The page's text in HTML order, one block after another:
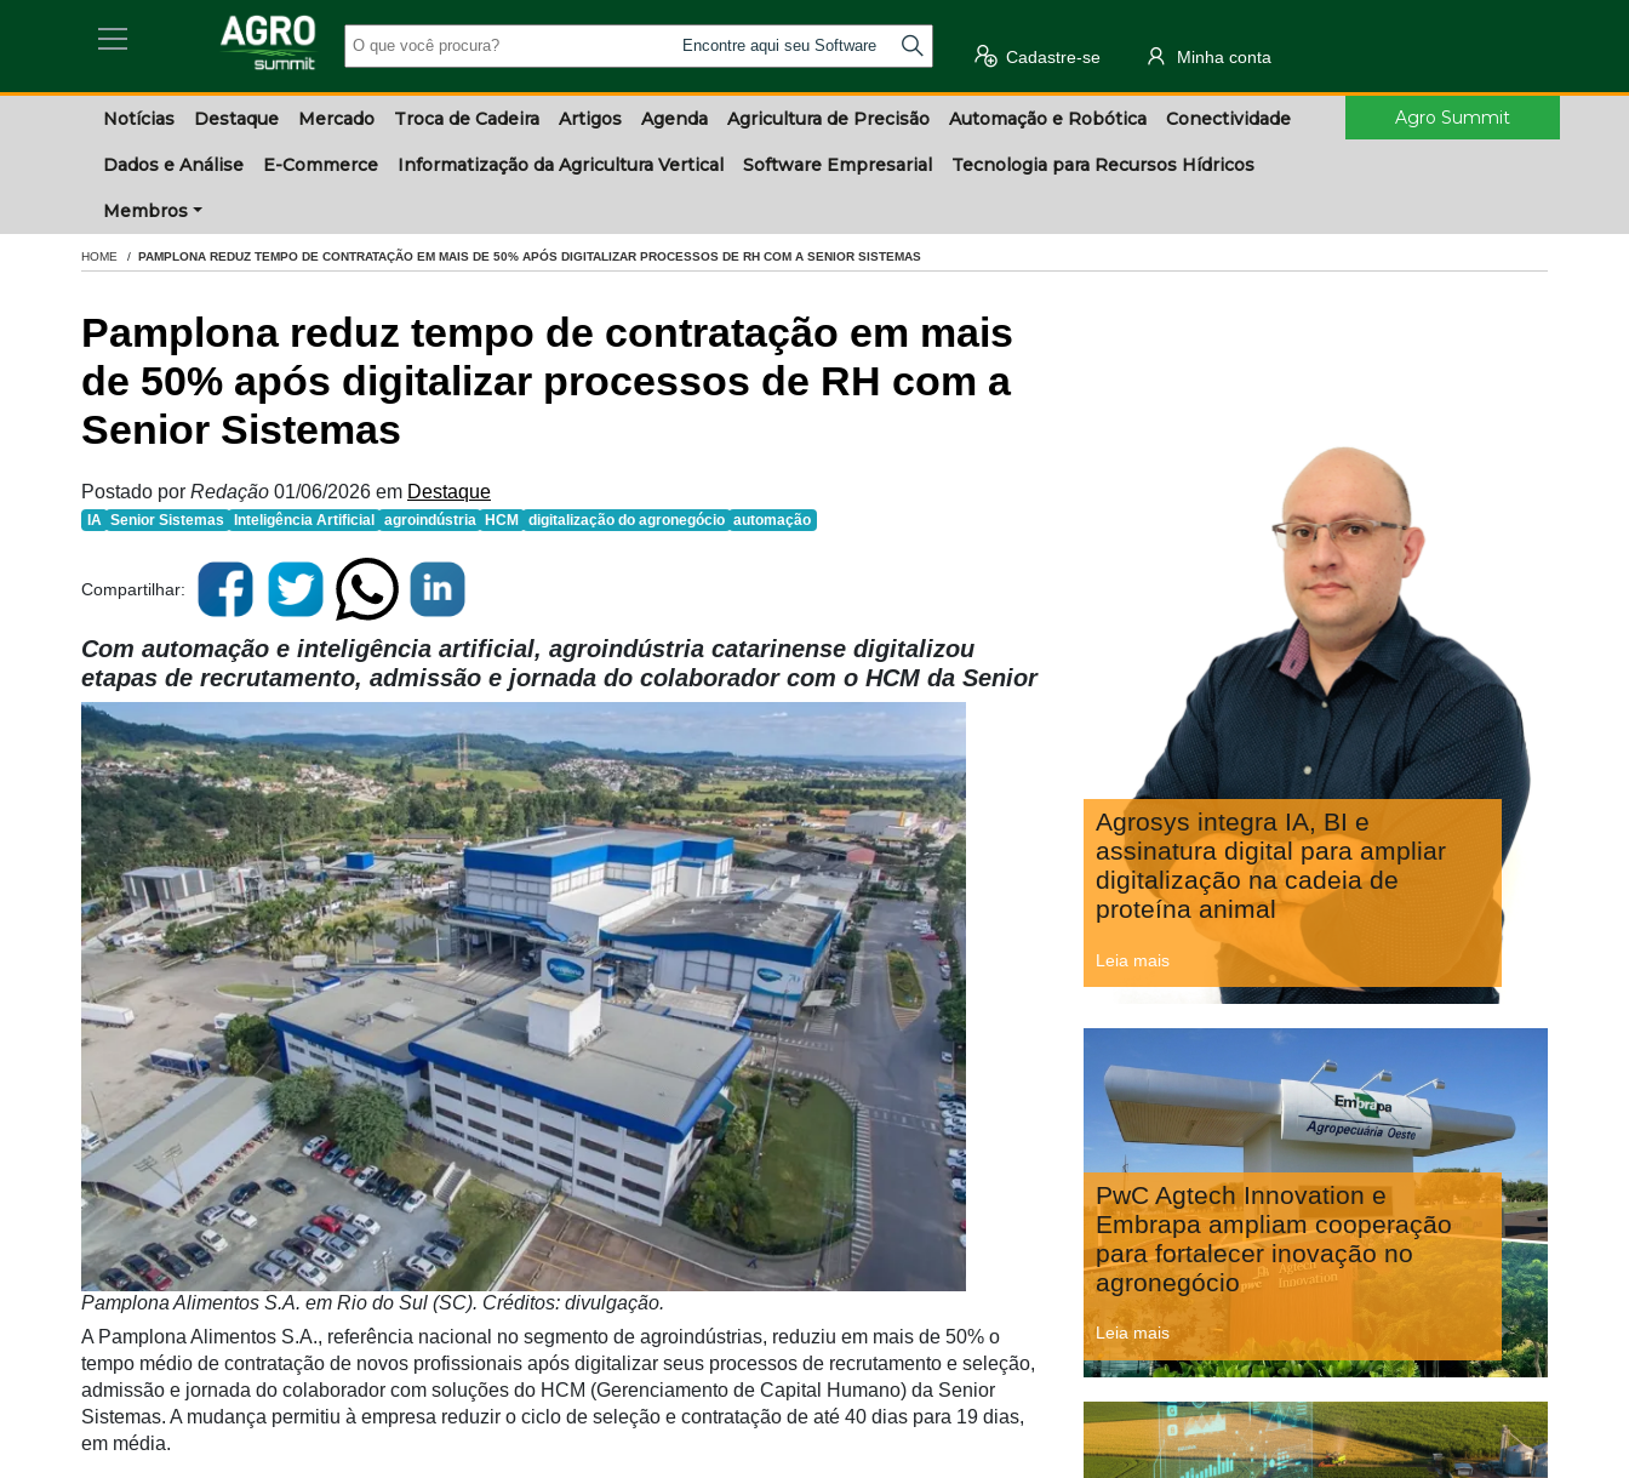
Cadastre-
Destaque
Mercado
Agricultura
Encontre aqui seu Software
Cadastre-se Minha conta
Notícias Destaque Mercado Troca de Cadeira Artigos Agenda Agricultura de Precisão Automação e Robótica Conectividade
Dados e Análise E-Commerce Informatização da Agricultura Vertical Software Empresarial Tecnologia para Recursos Hídricos
Membros
Agro Summit
HOME PAMPLONA REDUZ TEMPO DE CONTRATAÇÃO EM MAIS DE 50% APÓS DIGITALIZAR PROCESSOS DE RH COM A SENIOR SISTEMAS
Pamplona reduz tempo de contratação em mais
de 50% após digitalizar processos de RH com a
Senior Sistemas
Postado por Redação 01/06/2026 em Destaque
IA Senior Sistemas Inteligência Artificial agroindústria HCM digitalização do agronegócio automação
Compartilhar:
Com automação e inteligência artificial, agroindústria catarinense digitalizou
etapas de recrutamento, admissão e jornada do colaborador com o HCM da Senior
Pamplona Alimentos S.A. em Rio do Sul (SC). Créditos: divulgação.
A Pamplona Alimentos S.A., referência nacional no segmento de agroindústrias, reduziu em mais de 50% o
tempo médio de contratação de novos profissionais após digitalizar seus processos de recrutamento e seleção,
admissão e jornada do colaborador com soluções do HCM (Gerenciamento de Capital Humano) da Senior
Sistemas. A mudança permitiu à empresa reduzir o ciclo de seleção e contratação de até 40 dias para 19 dias,
em média.
Agrosys integra IA, BI e
assinatura digital para ampliar
digitalização na cadeia de
proteína animal
Leia mais
PwC Agtech Innovation e
Embrapa ampliam cooperação
para fortalecer inovação no
agronegócio
Leia mais